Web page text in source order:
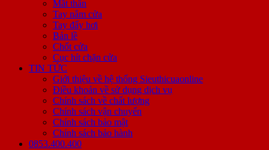
Mắt thần
Tay nắm cửa
Tay đẩy hơi
Bản lề
Chốt cửa
Cục hít chặn cửa
TIN TỨC
Giới thiệu về hệ thống Sieuthicuaonline
Điều khoản về sử dụng dịch vụ
Chính sách về chất lượng
Chính sách vận chuyển
Chính sách bảo mật
Chính sách bảo hành
0853.400.400